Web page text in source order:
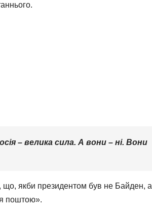
– велика сила. А вони – ні. Вони
що, якби президентом був не Байден, а
поштою».